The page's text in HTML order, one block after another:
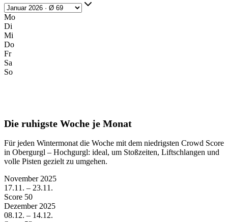
Mo
Di
Mi
Do
Fr
Sa
So
Die ruhigste Woche je Monat
Für jeden Wintermonat die Woche mit dem niedrigsten Crowd Score
in Obergurgl – Hochgurgl: ideal, um Stoßzeiten, Liftschlangen und
volle Pisten gezielt zu umgehen.
November 2025
17.11. – 23.11.
Score 50
Dezember 2025
08.12. – 14.12.